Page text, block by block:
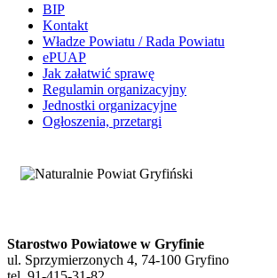
BIP
Kontakt
Władze Powiatu / Rada Powiatu
ePUAP
Jak załatwić sprawę
Regulamin organizacyjny
Jednostki organizacyjne
Ogłoszenia, przetargi
Starostwo Powiatowe w Gryfinie
ul. Sprzymierzonych 4, 74-100 Gryfino